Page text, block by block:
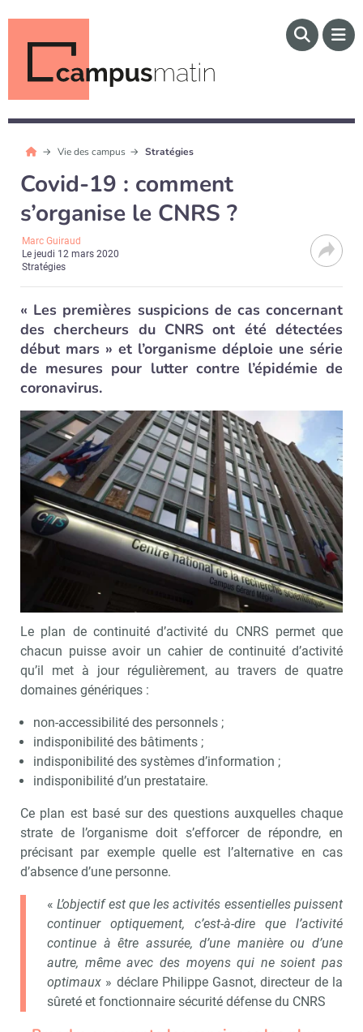
Vie des campus Stratégies
Covid-19 : comment
s’organise le CNRS ?
Marc Guiraud
Lejeudi 12 mars 2020
Stratégies
« Les premières suspicions de cas concernant
des chercheurs du CNRS ont été détectées
début mars » et l’organisme déploie une série
de mesures pour lutter contre l’épidémie de
coronavirus.
Le plan de continuité d’activité du CNRS permet que
chacun puisse avoir un cahier de continuité d’activité
qu’il met à jour régulièrement, au travers de quatre
domaines génériques :
non-accessibilité des personnels ;
indisponibilité des bâtiments ;
indisponibilité des systèmes d’information ;
indisponibilité d’un prestataire.
Ce plan est basé sur des questions auxquelles chaque
strate de l’organisme doit s’efforcer de répondre, en
précisant par exemple quelle est l’alternative en cas
d’absence d’une personne.
«L’objectif est que les activités essentielles puissent
continuer optiquement, c’est-à-dire que l’activité
continue à être assurée, d’une manière ou d’une
autre, même avec des moyens qui ne soient pas
optimaux » déclare Philippe Gasnot, directeur de la
sûreté et fonctionnaire sécurité défense du CNRS